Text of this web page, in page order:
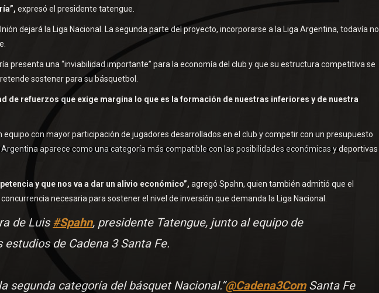
expresó el presidente tatengue.
dejará la Liga Nacional. La segunda parte del proyecto, incorporarse a la Liga Argentina, todavía no
presenta una “inviabilidad importante” para la economía del club y que su estructura competitiva se
sostener para su básquetbol.
de refuerzos que exige margina lo que es la formación de nuestras inferiores y de nuestra
con mayor participación de jugadores desarrollados en el club y competir con un presupuesto
aparece como una categoría más compatible con las posibilidades económicas y deportivas
y que nos va a dar un alivio económico”, agregó Spahn, quien también admitió que el
necesaria para sostener el nivel de inversión que demanda la Liga Nacional.
de Luis#Spahn, presidente Tatengue, junto al equipo de
de Cadena 3 Santa Fe.
segunda categoría del básquet Nacional.”@Cadena3ComSanta Fe